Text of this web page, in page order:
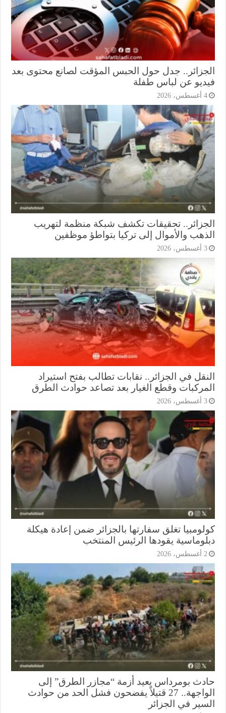
جدل حول الحبس المؤقت لصانع محتوى بعد
عن لباس طفلة
تحقيقات تكشف شبكة منظمة لتهريب
والأموال إلى تركيا بتواطؤ موظفين
في الجزائر.. نقابات تطالب بفتح استيراد
وقطع الغيار بعد تصاعد حوادث الطرق
تغلق سفارتها بالجزائر ضمن إعادة هيكلة
يقودها الرئيس المنتخب
بومرداس يعيد أزمة “مجازر الطرق” إلى
الواجهة.. 27 قتيلاً يفضحون فشل الحد من حوادث
في الجزائر